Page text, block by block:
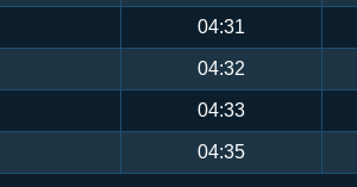
04:31
04:32
04:33
04:35